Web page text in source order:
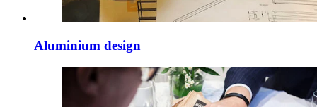
Aluminium design